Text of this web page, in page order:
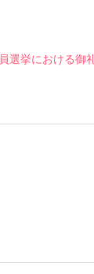
選挙における御